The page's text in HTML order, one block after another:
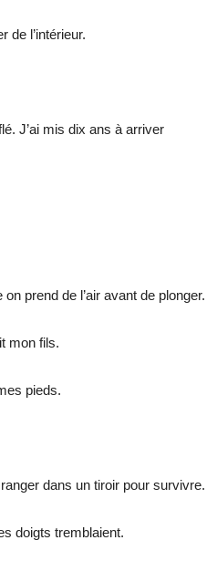
de l’intérieur.
J’ai mis dix ans à arriver
prend de l’air avant de plonger.
mon fils.
pieds.
dans un tiroir pour survivre.
doigts tremblaient.